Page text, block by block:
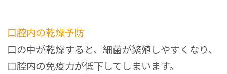
口腔内の乾燥予防
口の中が乾燥すると、細菌が繁殖しやすくなり、
口腔内の免疫力が低下してしまいます。